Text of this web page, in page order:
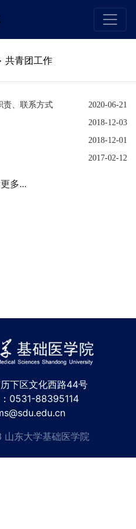
共青团工作
责、联系方式
2020-06-21
2018-12-03
2018-12-01
2017-02-12
多...
下区文化西路44号
0531-88395114
东大学基础医学院